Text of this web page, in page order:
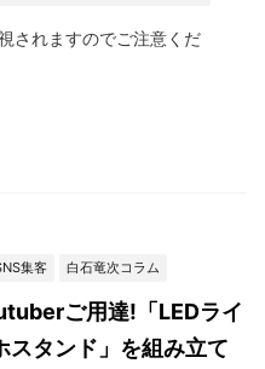
されますのでご注意くだ
集客 白石竜次コラム
ご用達!「LEDライ
スタンド」を組み立て